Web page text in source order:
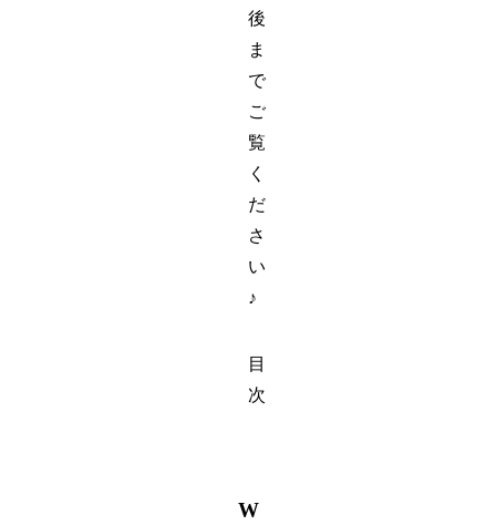
後
ま
で
ご
覧
く
だ
さ
い
♪
目
次
W